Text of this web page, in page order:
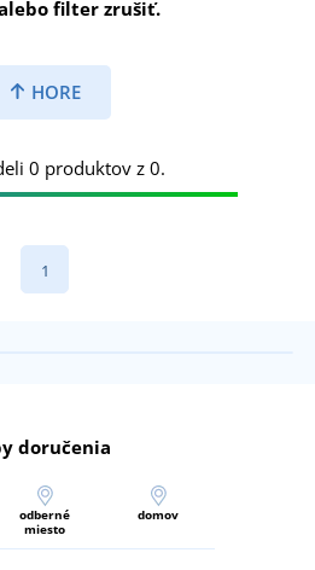
filter zrušiť.
HORE
0 produktov z 0.
1
doručenia
odberné
miesto
domov